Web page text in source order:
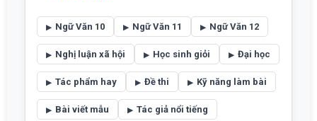
Ngữ Văn 10 Ngữ Văn 11 Ngữ Văn 12
Nghị luận xã hội Học sinh giỏi Đại học
Tác phẩm hay Đề thi Kỹ năng làm bài
Bài viết mẫu Tác giả nổi tiếng